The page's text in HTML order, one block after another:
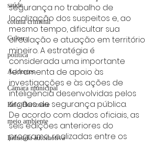
saúde
coluna criminal
Cultura
politica
Acidentes
Câmara municipal
Belo Horizonte
meio ambiente
Industria automotiva
segurança no trabalho de
localização dos suspeitos e, ao
mesmo tempo, dificultar sua
circulação e atuação em território
mineiro. A estratégia é
considerada uma importante
ferramenta de apoio às
investigações e às ações de
inteligência desenvolvidas pelos
órgãos de segurança pública.
De acordo com dados oficiais, as
seis edições anteriores do
programa, realizadas entre os